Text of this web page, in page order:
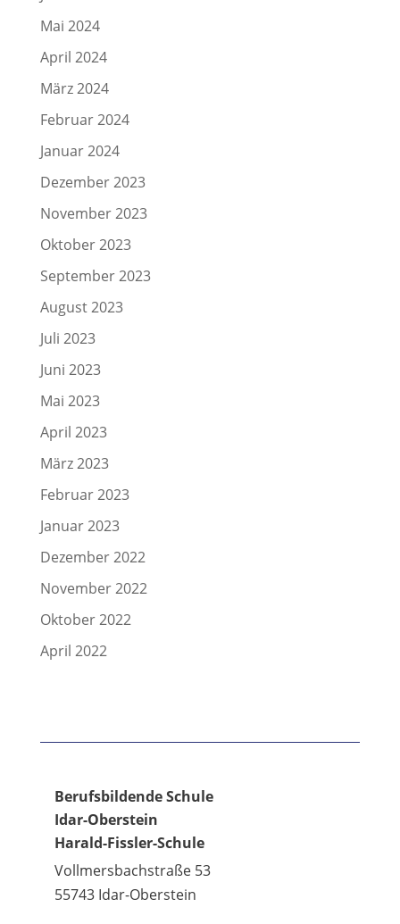
Mai 2024
April 2024
März 2024
Februar 2024
Januar 2024
Dezember 2023
November 2023
Oktober 2023
September 2023
August 2023
Juli 2023
Juni 2023
Mai 2023
April 2023
März 2023
Februar 2023
Januar 2023
Dezember 2022
November 2022
Oktober 2022
April 2022
Berufsbildende Schule
Idar-Oberstein
Harald-Fissler-Schule
Vollmersbachstraße 53
55743 Idar-Oberstein